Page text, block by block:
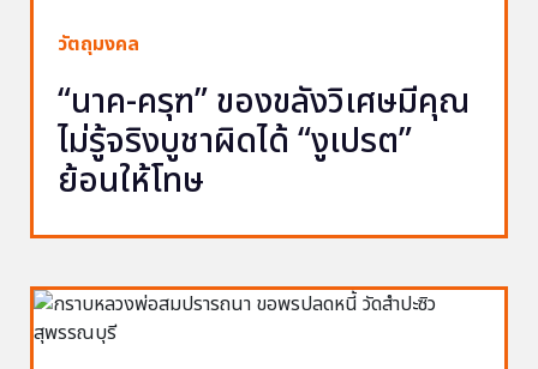
วัตถุมงคล
“นาค-ครุฑ” ของขลังวิเศษมีคุณ
ไม่รู้จริงบูชาผิดได้ “งูเปรต”
ย้อนให้โทษ